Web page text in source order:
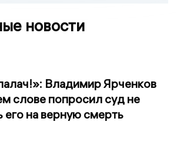
новости
Владимир Ярченков
слове попросил суд не
его на верную смерть